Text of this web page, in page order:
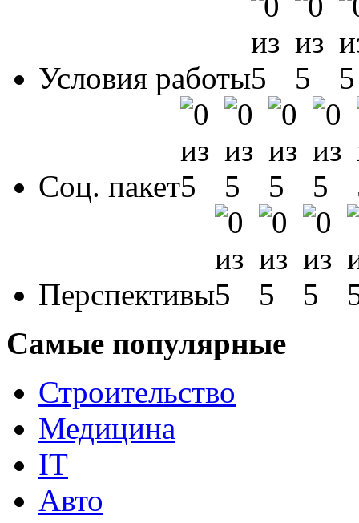
Условия работы
Соц. пакет
Перспективы
Самые популярные
Строительство
Медицина
IT
Авто